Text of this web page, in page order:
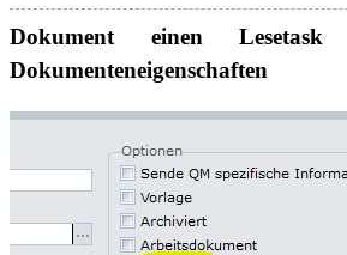
Dokument einen Lesetask
Dokumenteneigenschaften